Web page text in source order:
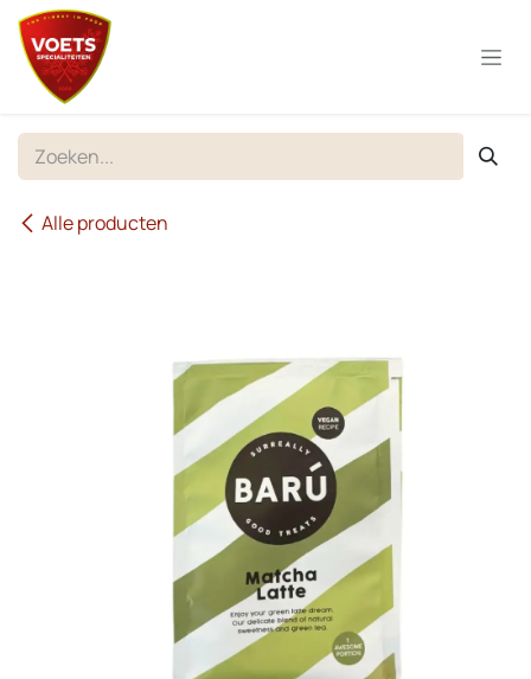
Overslaan naar inhoud
Alle producten